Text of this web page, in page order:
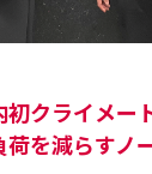
クライメー
を減らすノ